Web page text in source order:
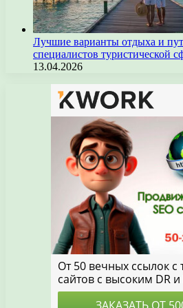
Лучшие варианты отдыха и
специалистов туристической
13.04.2026